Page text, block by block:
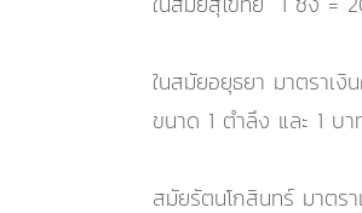
ในสมัยอยุธยา มาตราเ
ขนาด 1 ตำลึง และ 1 บ
สมัยรัตนโกสินทร์ มาต